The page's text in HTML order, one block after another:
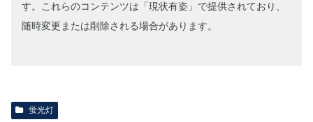
す。これらのコンテンツは「現状有姿」で提供されており、
随時変更または削除される場合があります。
蛍光灯